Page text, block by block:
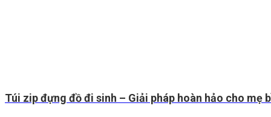
Túi zip đựng đồ đi sinh – Giải pháp hoàn hảo cho mẹ